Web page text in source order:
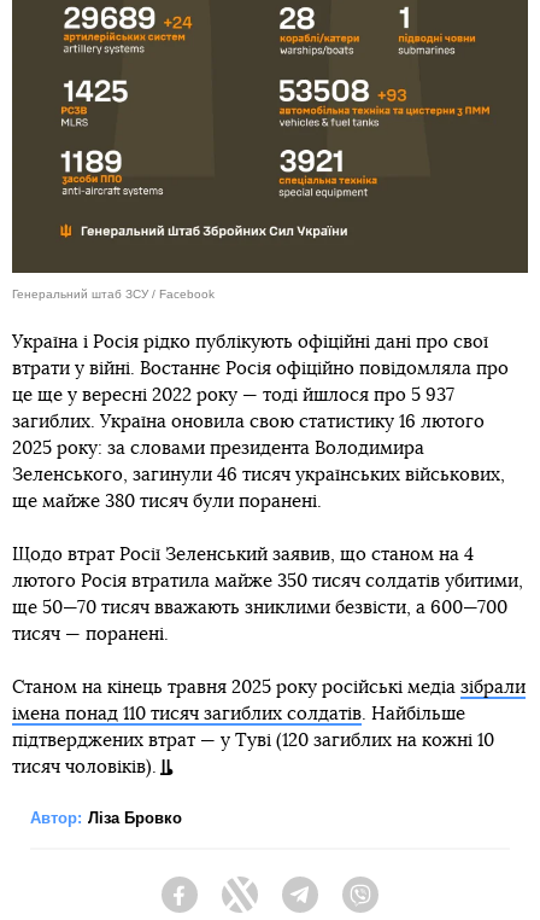
Генеральний штаб ЗСУ / Facebook
Україна і Росія рідко публікують офіційні дані про свої
втрати у війні. Востаннє Росія офіційно повідомляла про
це ще у вересні 2022 року — тоді йшлося про 5 937
загиблих. Україна оновила свою статистику 16 лютого
2025 року: за словами президента Володимира
Зеленського, загинули 46 тисяч українських військових,
ще майже 380 тисяч були поранені.
Щодо втрат Росії Зеленський заявив, що станом на 4
лютого Росія втратила майже 350 тисяч солдатів убитими,
ще 50—70 тисяч вважають зниклими безвісти, а 600—700
тисяч — поранені.
Станом на кінець травня 2025 року російські медіа зібрали
імена понад 110 тисяч загиблих солдатів. Найбільше
підтверджених втрат — у Туві (120 загиблих на кожні 10
тисяч чоловіків).
Автор: Ліза Бровко
FacebookTwitter Telegram